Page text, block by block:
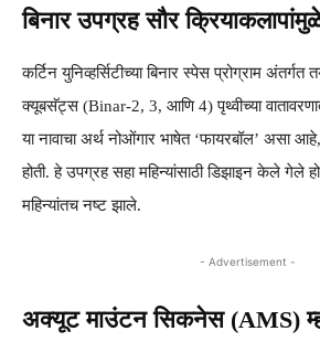
बिनार उपग्रह सौर
कर्टिन युनिव्हर्सिटीच्या बिनार स्पेस प्रोग्राम
क्यूबसॅट्स (Binar-2, 3, आणि 4) पृथ्वीच्या
या नावाचा अर्थ नोओंगार भाषेत ‘फायरबॉल’ असा
होती. हे उपग्रह सहा महिन्यांसाठी डिझाइन केले गेले
महिन्यांतच नष्ट झाले.
- Advertisement -
अक्यूट माउंटन सिकनेस (AMS)